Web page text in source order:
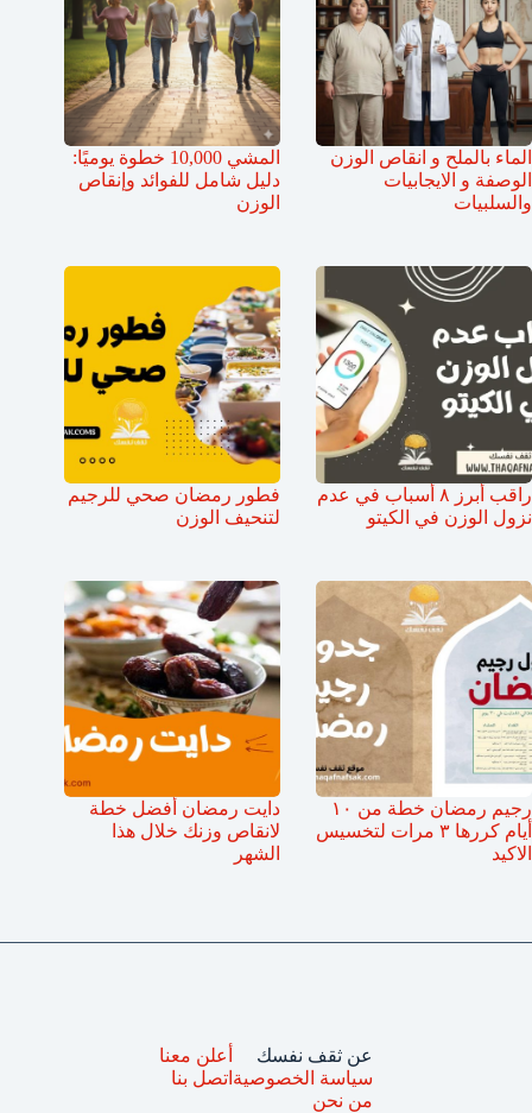
الماء بالملح و انقاص الوزن
الوصفة و الايجابيات
والسلبيات
المشي 10,000 خطوة يوميًا:
دليل شامل للفوائد وإنقاص
الوزن
راقب أبرز ٨ أسباب في عدم
نزول الوزن في الكيتو
فطور رمضان صحي للرجيم
لتنحيف الوزن
رجيم رمضان خطة من ١٠
أيام كررها ٣ مرات لتخسيس
الاكيد
دايت رمضان أفضل خطة
لانقاص وزنك خلال هذا
الشهر
عن ثقف نفسك
سياسة الخصوصية
من نحن
أعلن معنا
اتصل بنا